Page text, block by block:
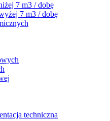
7 m3 / dobę
7 m3 / dobę
techniczna